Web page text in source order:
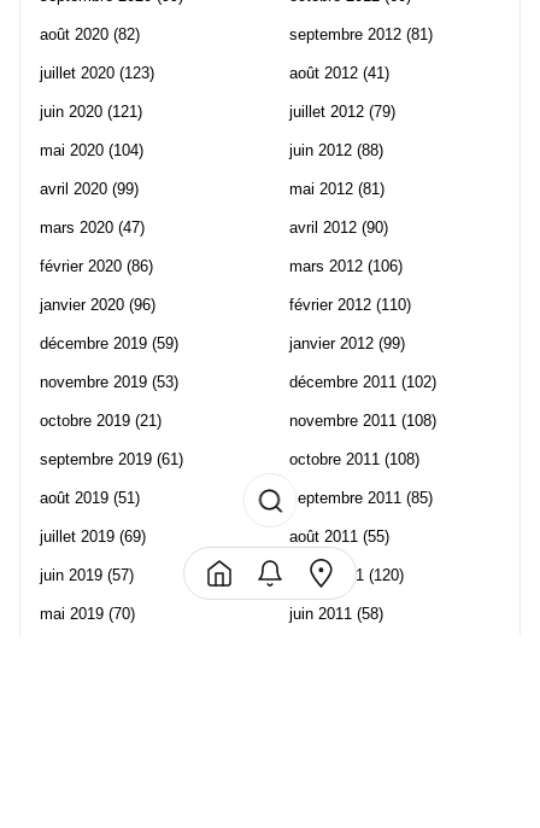
août 2020 (82)
juillet 2020 (123)
juin 2020 (121)
mai 2020 (104)
avril 2020 (99)
mars 2020 (47)
février 2020 (86)
janvier 2020 (96)
décembre 2019 (59)
novembre 2019 (53)
octobre 2019 (21)
septembre 2019 (61)
août 2019 (51)
juillet 2019 (69)
juin 2019 (57)
mai 2019 (70)
septembre 2012 (81)
août 2012 (41)
juillet 2012 (79)
juin 2012 (88)
mai 2012 (81)
avril 2012 (90)
mars 2012 (106)
février 2012 (110)
janvier 2012 (99)
décembre 2011 (102)
novembre 2011 (108)
octobre 2011 (108)
septembre 2011 (85)
août 2011 (55)
juillet 2011 (120)
juin 2011 (58)